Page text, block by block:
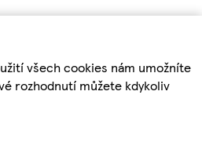
všech cookies nám umožníte
rozhodnutí můžete kdykoliv